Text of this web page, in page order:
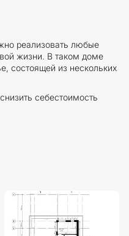
реализовать любые
жизни. В таком доме
состоящей из нескольких
себестоимость